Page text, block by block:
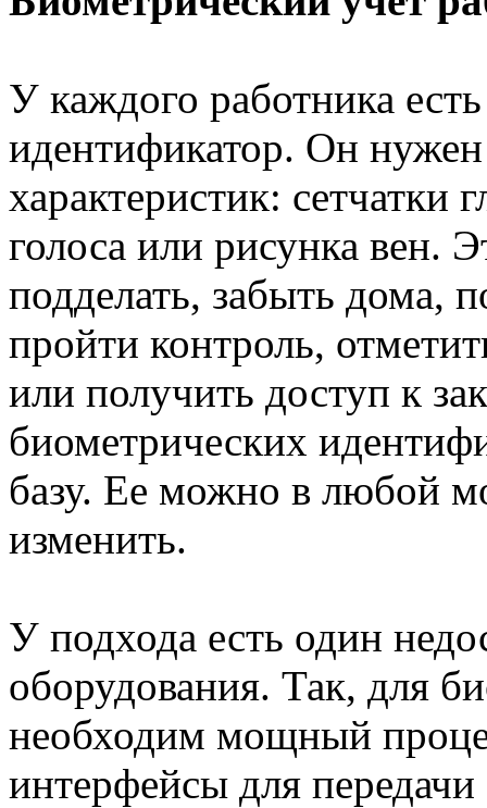
У каждого работника
идентификатор. Он
характеристик: сетчатки
голоса или рисунка вен.
подделать, забыть
пройти контроль,
или получить доступ к
биометрических
базу. Ее можно в любой
изменить.
У подхода есть один
оборудования. Так, для
необходим мощный
интерфейсы для